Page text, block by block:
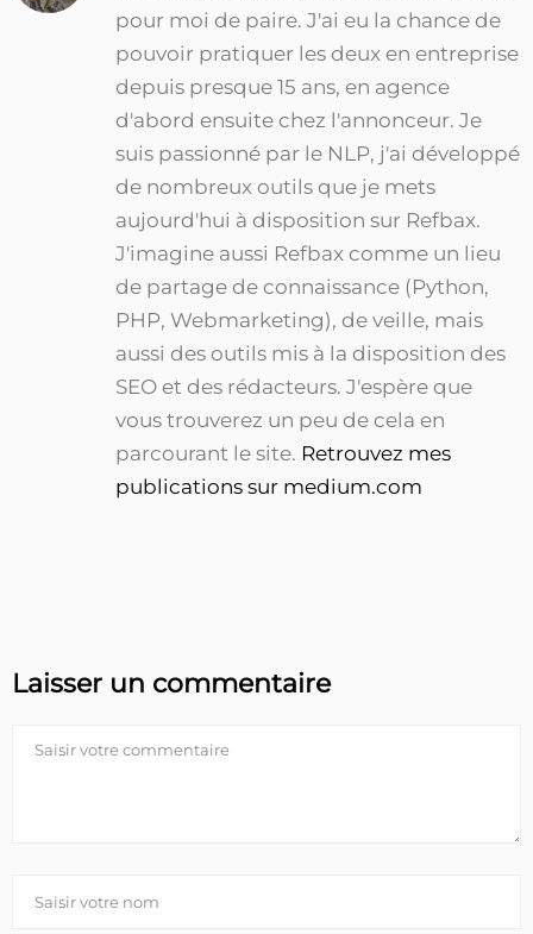
pour moi de paire. J'ai eu la chance de
pouvoir pratiquer les deux en entreprise
depuis presque 15 ans, en agence
d'abord ensuite chez l'annonceur. Je
suis passionné par le NLP, j'ai développé
de nombreux outils que je mets
aujourd'hui à disposition sur Refbax.
J'imagine aussi Refbax comme un lieu
de partage de connaissance (Python,
PHP, Webmarketing), de veille, mais
aussi des outils mis à la disposition des
SEO et des rédacteurs. J'espère que
vous trouverez un peu de cela en
parcourant le site. Retrouvez mes
publications sur medium.com
Laisser un commentaire